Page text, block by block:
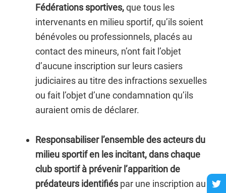
Fédérations sportives,que tous les
intervenants en milieu sportif, qu’ils soient
bénévoles ou professionnels, placés au
contact des mineurs, n’ont fait l’objet
d’aucune inscription sur leurs casiers
judiciaires au titre des infractions sexuelles
ou fait l’objet d’une condamnation qu’ils
auraient omis de déclarer.
Responsabiliser l’ensemble des acteurs du
milieu sportif en les incitant, dans chaque
club sportif à prévenir l’apparition de
prédateurs identifiés par une inscription au